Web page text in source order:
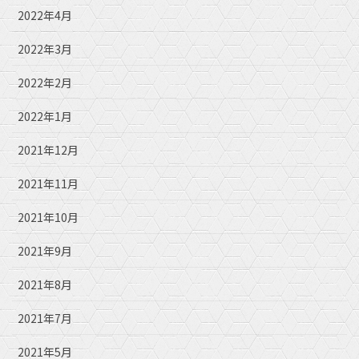
2022年4月
2022年3月
2022年2月
2022年1月
2021年12月
2021年11月
2021年10月
2021年9月
2021年8月
2021年7月
2021年5月